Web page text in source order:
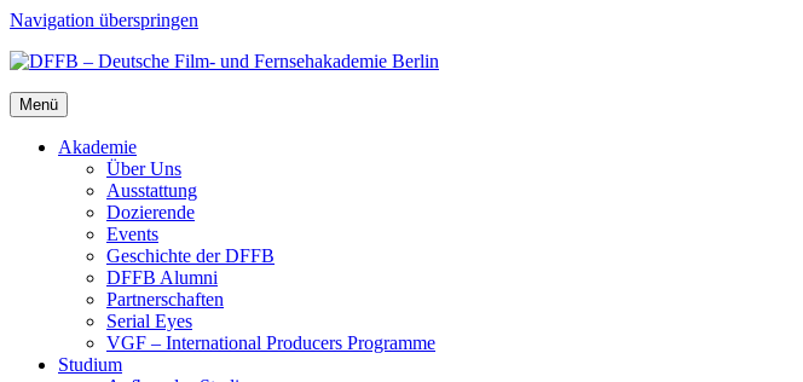
Navigation überspringen
Menü
Aka­de­mie
Über Uns
Aus­stat­tung
Dozie­ren­de
Events
Geschich­te der DFFB
DFFB Alum­ni
Part­ner­schaf­ten
Seri­al Eyes
VGF – Inter­na­tio­nal Pro­du­cers Pro­gram­me
Stu­di­um